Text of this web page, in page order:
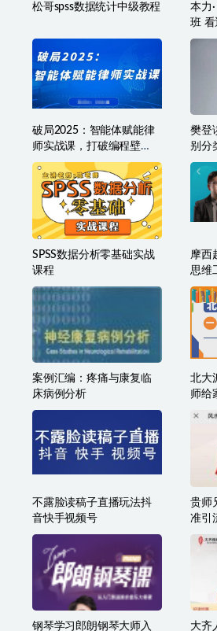
松哥spss数据统计中级教程
本力
班 看
资的
破局2025：智能体赋能律
师实战课，打破编程壁
垒，完成复杂任务，沉淀
专属知识，赋能律师实务
樊登
别分
版
SPSS数据分析零基础实战
课程
摩西
思维
助你
案例汇编：疼痛与康复临
床病例分析
北大
师给
不露脸读稿子直播玩法抖
音快手视频号
贵师
准引
钢琴学习郎朗钢琴大师入
大齐